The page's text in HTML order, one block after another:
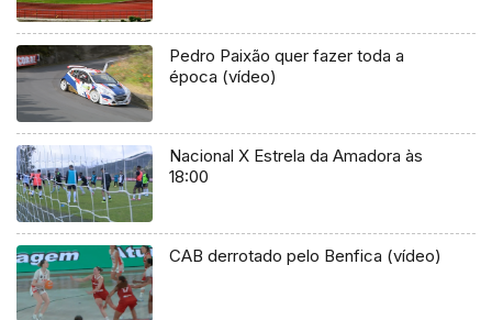
Pedro Paixão quer fazer toda a
época (vídeo)
Nacional X Estrela da Amadora às
18:00
CAB derrotado pelo Benfica (vídeo)